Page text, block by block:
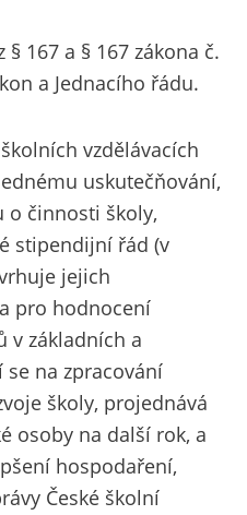
167 a § 167 zákona č.
a Jednacího řádu.
vzdělávacích
uskutečňování,
o činnosti školy,
stipendijní řád (v
jejich
pro hodnocení
v základních a
na zpracování
školy, projednává
osoby na další rok, a
hospodaření,
České školní